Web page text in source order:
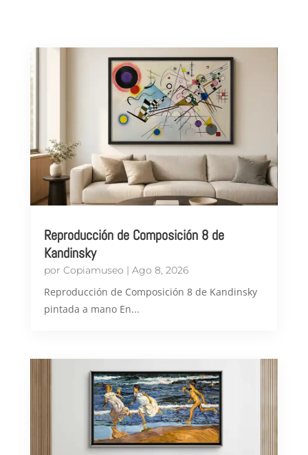
Reproducción de Composición 8 de
Kandinsky
por Copiamuseo | Ago 8, 2026
Reproducción de Composición 8 de Kandinsky
pintada a mano En...